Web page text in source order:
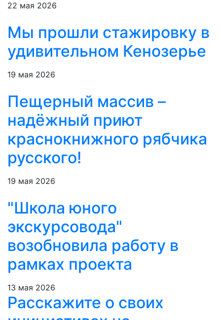
22 мая 2026
Мы прошли стажировку в
удивительном Кенозерье
19 мая 2026
Пещерный массив –
надёжный приют
краснокнижного рябчика
русского!
19 мая 2026
"Школа юного
экскурсовода"
возобновила работу в
рамках проекта
13 мая 2026
Расскажите о своих